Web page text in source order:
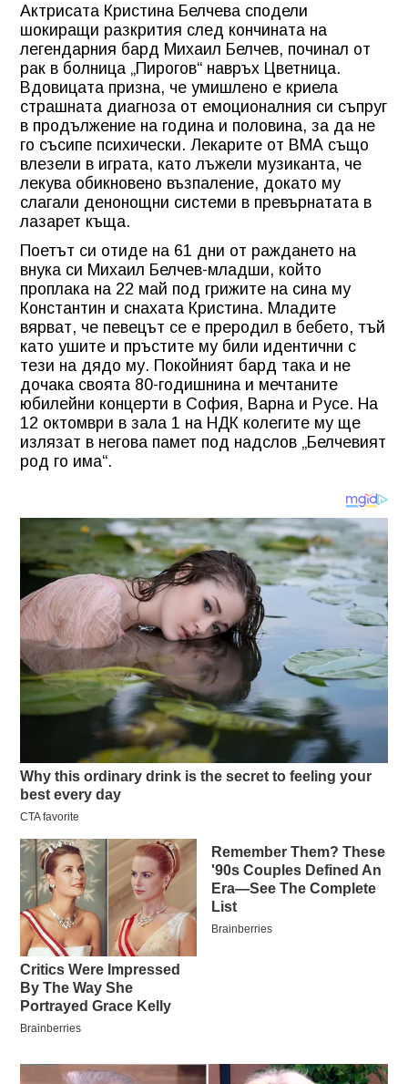
Актрисата Кристина Белчева сподели
шокиращи разкрития след кончината на
легендарния бард Михаил Белчев, починал от
рак в болница „Пирогов“ навръх Цветница.
Вдовицата призна, че умишлено е криела
страшната диагноза от емоционалния си съпруг
в продължение на година и половина, за да не
го съсипе психически. Лекарите от ВМА също
влезели в играта, като лъжели музиканта, че
лекува обикновено възпаление, докато му
слагали денонощни системи в превърнатата в
лазарет къща.
Поетът си отиде на 61 дни от раждането на
внука си Михаил Белчев-младши, който
проплака на 22 май под грижите на сина му
Константин и снахата Кристина. Младите
вярват, че певецът се е преродил в бебето, тъй
като ушите и пръстите му били идентични с
тези на дядо му. Покойният бард така и не
дочака своята 80-годишнина и мечтаните
юбилейни концерти в София, Варна и Русе. На
12 октомври в зала 1 на НДК колегите му ще
излязат в негова памет под надслов „Белчевият
род го има“.